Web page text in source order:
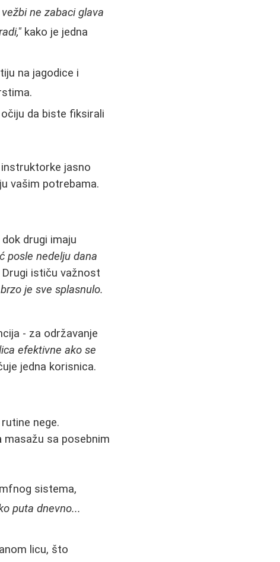
ne zabaci glava
kako je jedna
na jagodice i
da biste fiksirali
instruktorke jasno
vašim potrebama.
drugi imaju
posle nedelju dana
Drugi ističu važnost
je sve splasnulo.
- za održavanje
efektivne ako se
jedna korisnica.
nege.
masažu sa posebnim
sistema,
puta dnevno...
licu, što